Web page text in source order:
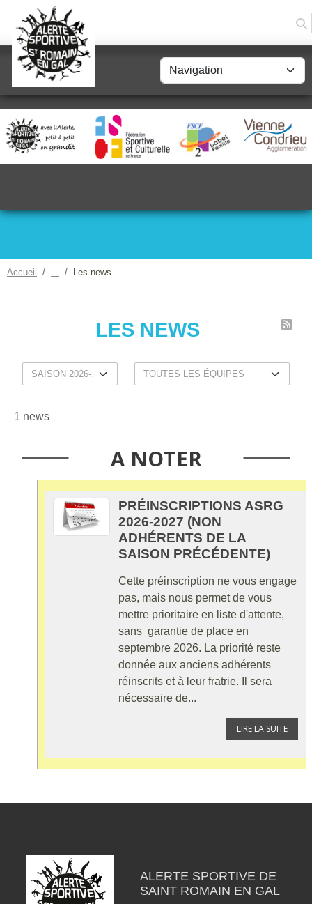
Accueil Les news
LES NEWS
1 news
A NOTER
PRÉINSCRIPTIONS ASRG
2026-2027 (NON
ADHÉRENTS DE LA
SAISON PRÉCÉDENTE)
Cette préinscription ne vous engage
pas, mais nous permet de vous
mettre prioritaire en liste d'attente,
sans garantie de place en
septembre 2026. La priorité reste
donnée aux anciens adhérents
réinscrits et à leur fratrie. Il sera
nécessaire de...
LIRE LA SUITE
ALERTE SPORTIVE DE
SAINT ROMAIN EN GAL
Panneau de gestion des cookies